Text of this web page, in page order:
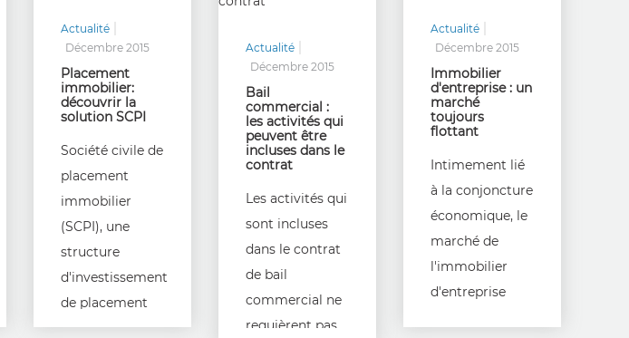
Actualité
Décembre 2015
Placement
immobilier:
découvrir la
solution SCPI
Société civile de
placement
immobilier
(SCPI), une
structure
d'investissement
de placement
collectif plus
Actualité
Décembre 2015
Bail
commercial :
les activités qui
peuvent être
incluses dans le
contrat
Les activités qui
sont incluses
dans le contrat
de bail
commercial ne
requièrent pas
Actualité
Décembre 2015
Immobilier
d'entreprise : un
marché
toujours
flottant
Intimement lié
à la conjoncture
économique, le
marché de
l'immobilier
d'entreprise